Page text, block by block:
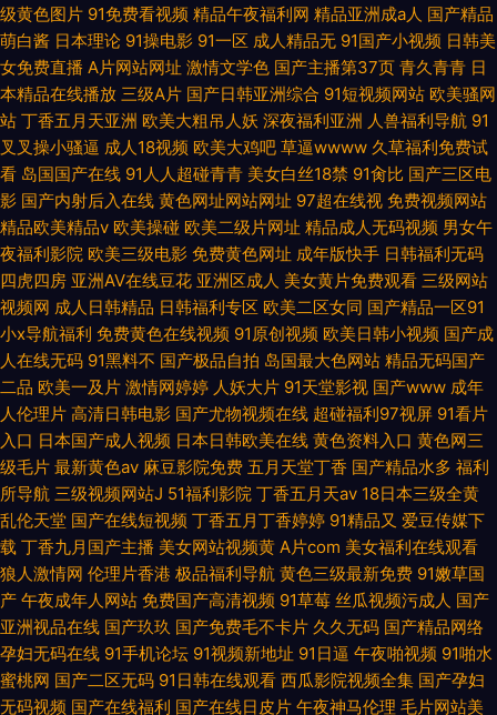
级黄色图片 91免费看视频 精品午夜福利网 精品亚洲成a人 国产精品
萌白酱 日本理论 91操电影 91一区 成人精品无 91国产小视频 日韩美
女免费直播 A片网站网址 激情文学色 国产主播第37页 青久青青 日
本精品在线播放 三级A片 国产日韩亚洲综合 91短视频网站 欧美骚网
站 丁香五月天亚洲 欧美大粗吊人妖 深夜福利亚洲 人兽福利导航 91
叉叉操小骚逼 成人18视频 欧美大鸡吧 草逼wwww 久草福利免费试
看 岛国国产在线 91人人超碰青青 美女白丝18禁 91肏比 国产三区电
影 国产内射后入在线 黄色网址网站网址 97超在线视 免费视频网站
精品欧美精品v 欧美操碰 欧美二级片网址 精品成人无码视频 男女午
夜福利影院 欧美三级电影 免费黄色网址 成年版快手 日韩福利无码
四虎四房 亚洲AV在线豆花 亚洲区成人 美女黄片免费观看 三级网站
视频网 成人日韩精品 日韩福利专区 欧美二区女同 国产精品一区91
小x导航福利 免费黄色在线视频 91原创视频 欧美日韩小视频 国产成
人在线无码 91黑料不 国产极品自拍 岛国最大色网站 精品无码国产
二品 欧美一及片 激情网婷婷 人妖大片 91天堂影视 国产www 成年
人伦理片 高清日韩电影 国产尤物视频在线 超碰福利97视屏 91看片
入口 日本国产成人视频 日本日韩欧美在线 黄色资料入口 黄色网三
级毛片 最新黄色av 麻豆影院免费 五月天堂丁香 国产精品水多 福利
所导航 三级视频网站J 51福利影院 丁香五月天av 18日本三级全黄
乱伦天堂 国产在线短视频 丁香五月丁香婷婷 91精品又 爱豆传媒下
载 丁香九月国产主播 美女网站视频黄 A片com 美女福利在线观看
狼人激情网 伦理片香港 极品福利导航 黄色三级最新免费 91嫩草国
产 午夜成年人网站 免费国产高清视频 91草莓 丝瓜视频污成人 国产
亚洲视品在线 国产玖玖 国产免费毛不卡片 久久无码 国产精品网络
孕妇无码在线 91手机论坛 91视频新地址 91日逼 午夜啪视频 91啪水
蜜桃网 国产二区无码 91日韩在线观看 西瓜影院视频全集 国产孕妇
无码视频 国产在线福利 国产在线日皮片 午夜神马伦理 毛片网站美